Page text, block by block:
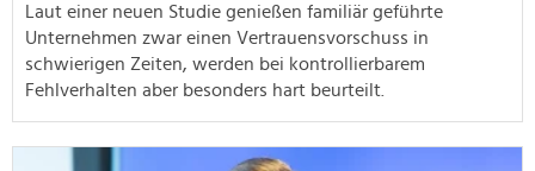
Laut einer neuen Studie genießen familiär geführte
Unternehmen zwar einen Vertrauensvorschuss in
schwierigen Zeiten, werden bei kontrollierbarem
Fehlverhalten aber besonders hart beurteilt.